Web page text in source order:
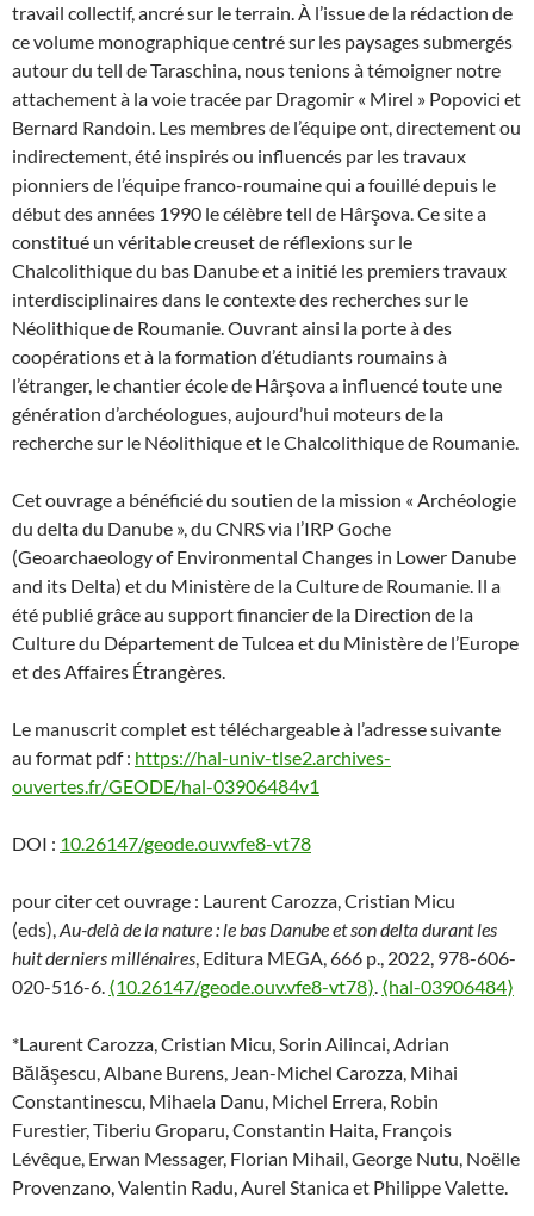
travail collectif, ancré sur le terrain. À l’issue de la rédaction de
ce volume monographique centré sur les paysages submergés
autour du tell de Taraschina, nous tenions à témoigner notre
attachement à la voie tracée par Dragomir « Mirel » Popovici et
Bernard Randoin. Les membres de l’équipe ont, directement ou
indirectement, été inspirés ou influencés par les travaux
pionniers de l’équipe franco-roumaine qui a fouillé depuis le
début des années 1990 le célèbre tell de Hârşova. Ce site a
constitué un véritable creuset de réflexions sur le
Chalcolithique du bas Danube et a initié les premiers travaux
interdisciplinaires dans le contexte des recherches sur le
Néolithique de Roumanie. Ouvrant ainsi la porte à des
coopérations et à la formation d’étudiants roumains à
l’étranger, le chantier école de Hârşova a influencé toute une
génération d’archéologues, aujourd’hui moteurs de la
recherche sur le Néolithique et le Chalcolithique de Roumanie.
Cet ouvrage a bénéficié du soutien de la mission « Archéologie
du delta du Danube », du CNRS via l’IRP Goche
(Geoarchaeology of Environmental Changes in Lower Danube
and its Delta) et du Ministère de la Culture de Roumanie. Il a
été publié grâce au support financier de la Direction de la
Culture du Département de Tulcea et du Ministère de l’Europe
et des Affaires Étrangères.
Le manuscrit complet est téléchargeable à l’adresse suivante
au format pdf : https://hal-univ-tlse2.archives-
ouvertes.fr/GEODE/hal-03906484v1
DOI : 10.26147/geode.ouv.vfe8-vt78
pour citer cet ouvrage : Laurent Carozza, Cristian Micu
(eds),Au-delà de la nature : le bas Danube et son delta durant les
huit derniers millénaires, Editura MEGA, 666 p., 2022, 978-606-
020-516-6. ⟨10.26147/geode.ouv.vfe8-vt78⟩. ⟨hal-03906484⟩
*Laurent Carozza, Cristian Micu, Sorin Ailincai, Adrian
Bălăşescu, Albane Burens, Jean-Michel Carozza, Mihai
Constantinescu, Mihaela Danu, Michel Errera, Robin
Furestier, Tiberiu Groparu, Constantin Haita, François
Lévêque, Erwan Messager, Florian Mihail, George Nutu, Noëlle
Provenzano, Valentin Radu, Aurel Stanica et Philippe Valette.